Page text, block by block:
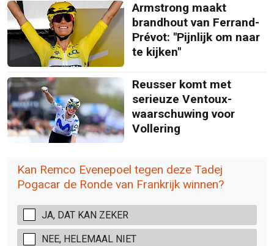
Armstrong maakt
brandhout van Ferrand-
Prévot: "Pijnlijk om naar
te kijken"
Reusser komt met
serieuze Ventoux-
waarschuwing voor
Vollering
Kan Remco Evenepoel tegen deze Tadej
Pogacar de Ronde van Frankrijk winnen?
JA, DAT KAN ZEKER
NEE, HELEMAAL NIET